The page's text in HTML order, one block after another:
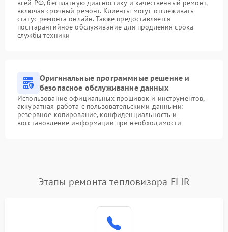
всей РФ, бесплатную диагностику и качественный ремонт,
включая срочный ремонт. Клиенты могут отслеживать
статус ремонта онлайн. Также предоставляется
постгарантийное обслуживание для продления срока
службы техники
Оригинальные программные решение и
безопасное обслуживание данных
Использование официальных прошивок и инструментов,
аккуратная работа с пользовательскими данными:
резервное копирование, конфиденциальность и
восстановление информации при необходимости
Этапы ремонта тепловизора FLIR